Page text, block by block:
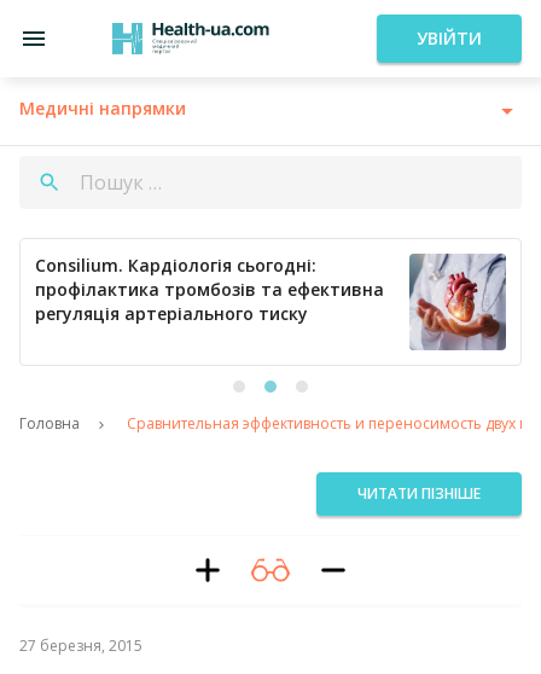
УВІЙТИ
Медичні напрямки
Consilium. Кардіологія сьогодні:
профілактика тромбозів та ефективна
регуляція артеріального тиску
Головна Сравнительная эффективность и переносимость двух
ЧИТАТИ ПІЗНІШЕ
27 березня, 2015